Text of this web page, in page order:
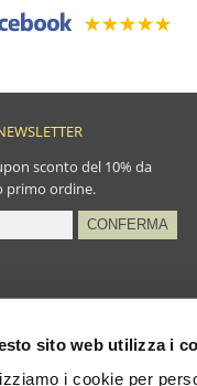
sito web utilizza i
i cookie per
sconto del 10% da
primo ordine.